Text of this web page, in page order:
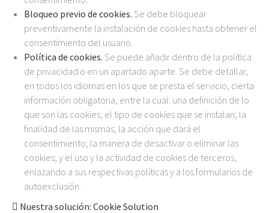
Bloqueo previo de cookies. Se debe bloquear
preventivamente la instalación de cookies hasta obtener el
consentimiento del usuario.
Política de cookies. Se puede añadir dentro de la política
de privacidad o en un apartado aparte. Se debe detallar,
en todos los idiomas en los que se presta el servicio, cierta
información obligatoria, entre la cual: una definición de lo
que son las cookies; el tipo de cookies que se instalan; la
finalidad de las mismas; la acción que dará el
consentimiento; la manera de desactivar o eliminar las
cookies; y el uso y la actividad de cookies de terceros,
enlazando a sus respectivas políticas y a los formularios de
autoexclusión.
 Nuestra solución: Cookie Solution